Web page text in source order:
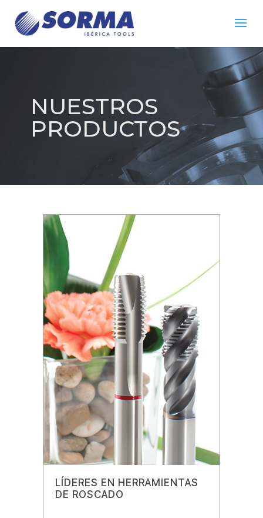
NUESTROS
PRODUCTOS
LÍDERES EN HERRAMIENTAS
DE ROSCADO